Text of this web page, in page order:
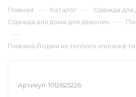
Главная — Каталог — Одежда для
Одежда для дома для девочек —
—
Пижама Йоджи из теплого хлопка в
Артикул: 1012625226